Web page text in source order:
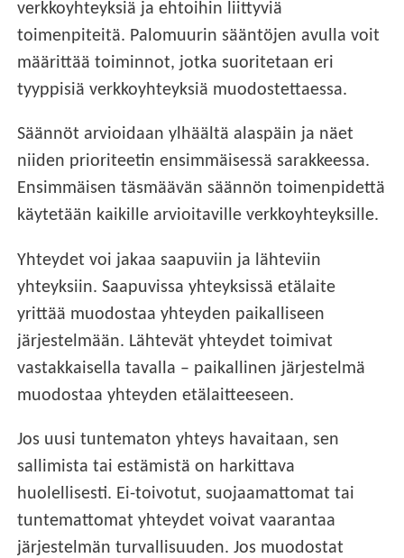
verkkoyhteyksiä ja ehtoihin liittyviä
toimenpiteitä. Palomuurin sääntöjen avulla voit
määrittää toiminnot, jotka suoritetaan eri
tyyppisiä verkkoyhteyksiä muodostettaessa.
Säännöt arvioidaan ylhäältä alaspäin ja näet
niiden prioriteetin ensimmäisessä sarakkeessa.
Ensimmäisen täsmäävän säännön toimenpidettä
käytetään kaikille arvioitaville verkkoyhteyksille.
Yhteydet voi jakaa saapuviin ja lähteviin
yhteyksiin. Saapuvissa yhteyksissä etälaite
yrittää muodostaa yhteyden paikalliseen
järjestelmään. Lähtevät yhteydet toimivat
vastakkaisella tavalla – paikallinen järjestelmä
muodostaa yhteyden etälaitteeseen.
Jos uusi tuntematon yhteys havaitaan, sen
sallimista tai estämistä on harkittava
huolellisesti. Ei-toivotut, suojaamattomat tai
tuntemattomat yhteydet voivat vaarantaa
järjestelmän turvallisuuden. Jos muodostat